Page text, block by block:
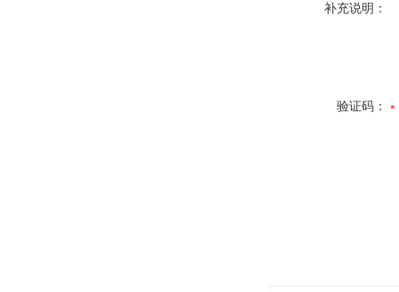
补充说明：
验证码：